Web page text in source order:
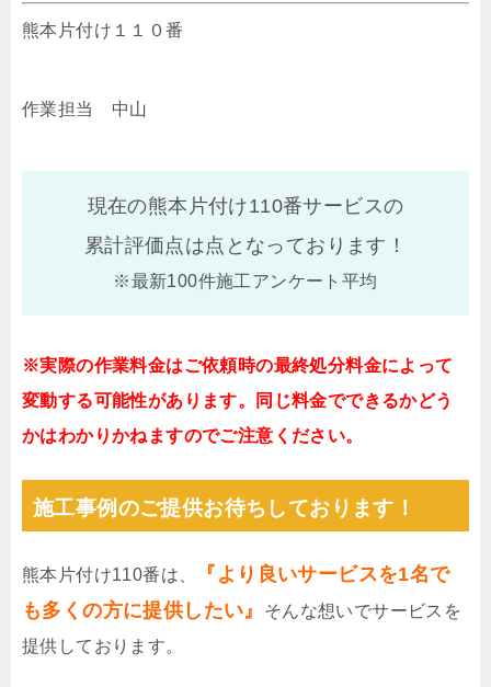
熊本片付け１１０番
作業担当 中山
現在の熊本片付け110番サービスの
累計評価点は点となっております！
※最新100件施工アンケート平均
※実際の作業料金はご依頼時の最終処分料金によって
変動する可能性があります。同じ料金でできるかどう
かはわかりかねますのでご注意ください。
施工事例のご提供お待ちしております！
熊本片付け110番は、
『より良いサービスを1名で
も多くの方に提供したい』
そんな想いでサービスを
提供しております。